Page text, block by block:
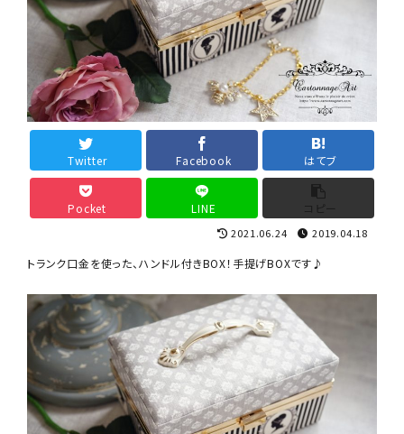
金具・パーツ類
フルキット
Jolipapier
デコレーション材料
コンテンツ
グループ
ガイドライン
Twitter Facebook はてブ
Pocket LINE コピー
2021.06.24 2019.04.18
トランク口金を使った、ハンドル付きBOX！手提げBOXです♪